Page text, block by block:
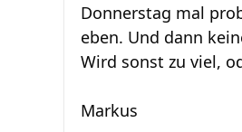
Donnerstag mal
eben. Und dann
Wird sonst zu viel,
Markus